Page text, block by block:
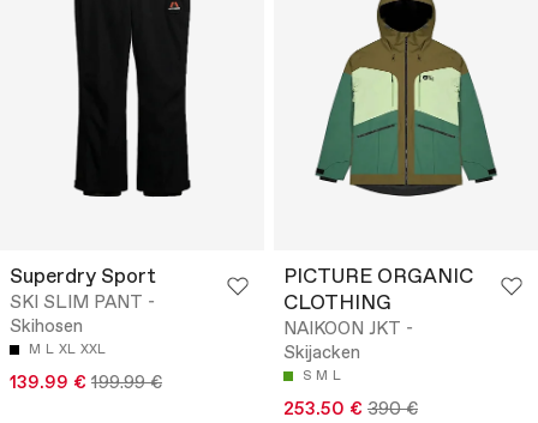
Superdry Sport
SKI SLIM PANT -
Skihosen
M L XL XXL
139.99 € 199.99 €
PICTURE ORGANIC
CLOTHING
NAIKOON JKT -
Skijacken
S M L
253.50 € 390 €